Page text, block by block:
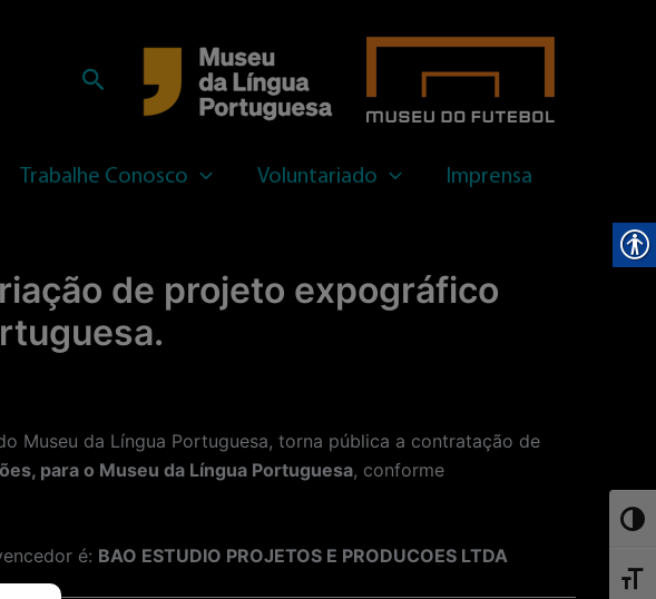
Pesquisar
Trabalhe Conosco Voluntariado Imprensa
de projeto expográfico
Museu da Língua Portuguesa, torna pública a contratação de
para o Museu da Língua Portuguesa, conforme
é: BAO ESTUDIO PROJETOS E PRODUCOES LTDA